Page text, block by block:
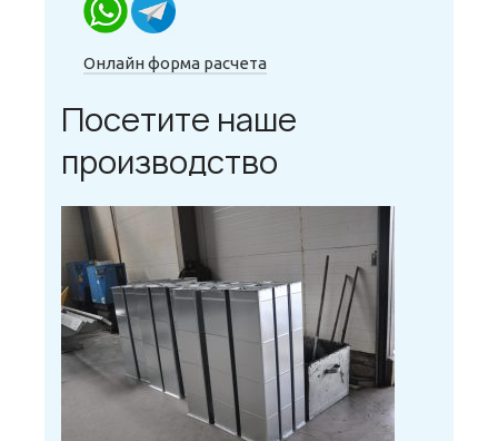
Онлайн форма расчета
Посетите наше
производство